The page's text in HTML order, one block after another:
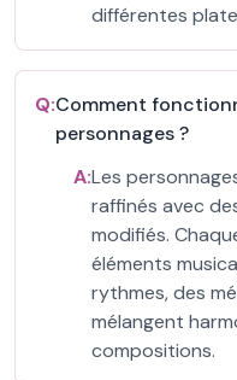
différentes
Q:Comment
personnages ?
A:Les
raffinés avec
modifiés.
éléments
rythmes, des
mélangent
compositions.